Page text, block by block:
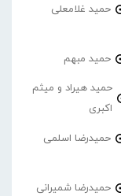
حمید غلامعلی
حمید مبهم
حمید هیراد و میثم
اکبری
حمیدرضا اسلمی
حمیدرضا شمیرانی